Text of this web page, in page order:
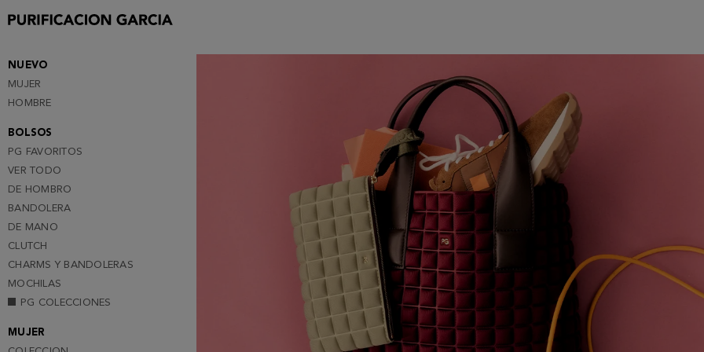
Purificacion
NUEVO
MUJER
HOMBRE
BOLSOS
PG FAVORITOS
VER TODO
DE HOMBRO
BANDOLERA
DE MANO
CLUTCH
CHARMS Y BANDOLERAS
MOCHILAS
PG COLECCIONES
MUJER